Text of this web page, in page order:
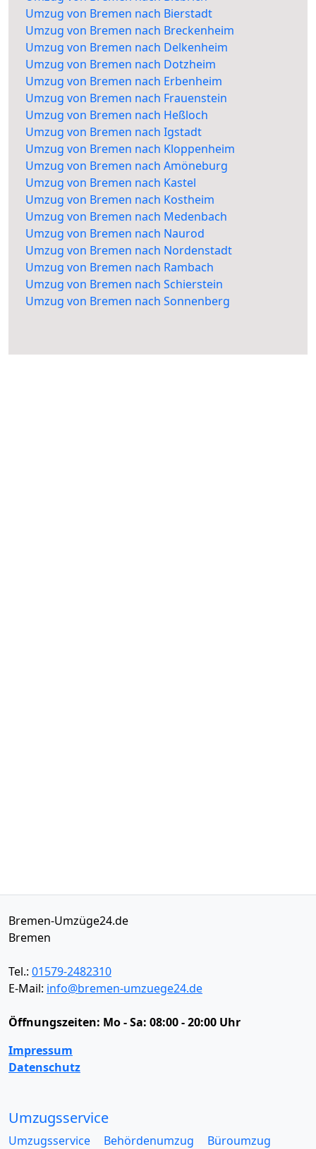
Umzug von Bremen nach Bierstadt
Umzug von Bremen nach Breckenheim
Umzug von Bremen nach Delkenheim
Umzug von Bremen nach Dotzheim
Umzug von Bremen nach Erbenheim
Umzug von Bremen nach Frauenstein
Umzug von Bremen nach Heßloch
Umzug von Bremen nach Igstadt
Umzug von Bremen nach Kloppenheim
Umzug von Bremen nach Amöneburg
Umzug von Bremen nach Kastel
Umzug von Bremen nach Kostheim
Umzug von Bremen nach Medenbach
Umzug von Bremen nach Naurod
Umzug von Bremen nach Nordenstadt
Umzug von Bremen nach Rambach
Umzug von Bremen nach Schierstein
Umzug von Bremen nach Sonnenberg
Bremen-Umzüge24.de
Bremen
Tel.: 01579-2482310
E-Mail: info@bremen-umzuege24.de
Öffnungszeiten: Mo - Sa: 08:00 - 20:00 Uhr
Impressum
Datenschutz
Umzugsservice
Umzugsservice Behördenumzug
Büroumzug